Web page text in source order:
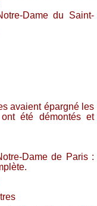
Dame du Saint-
avaient épargné les
été démontés et
Dame de Paris :